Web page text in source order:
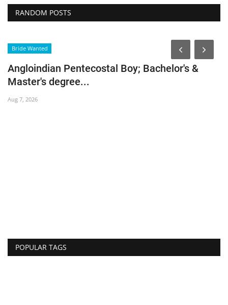
RANDOM POSTS
Bride Wanted
Angloindian Pentecostal Boy; Bachelor's &
Master's degree...
Aug 7, 2026
POPULAR TAGS